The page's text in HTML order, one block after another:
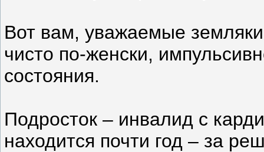
Вот вам, уважаемые
чисто по-женски,
состояния.
Подросток – инвалид с
находится почти год – за